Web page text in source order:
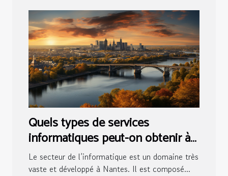
Quels types de services
informatiques peut-on obtenir à
Nantes ?
Le secteur de l’informatique est un domaine très
vaste et développé à Nantes. Il est composé...